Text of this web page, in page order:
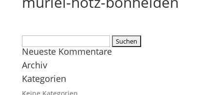
nach:
Neueste Kommentare
Archiv
Kategorien